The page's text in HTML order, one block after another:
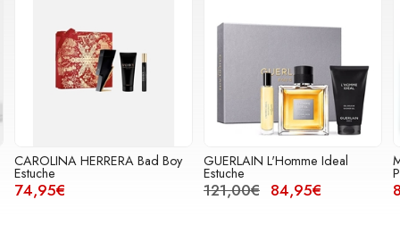
Bad Boy GUERLAIN L'Homme Ideal Michael Kors Homme
89,95€